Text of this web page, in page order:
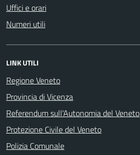
Uffici e orari
Numeri utili
LINK UTILI
Regione Veneto
Provincia di Vicenza
Referendum sull'Autonomia del Veneto
Protezione Civile del Veneto
Polizia Comunale